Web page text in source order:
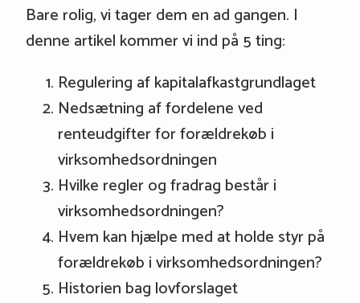
Bare rolig, vi tager dem en ad gangen. I
denne artikel kommer vi ind på 5 ting:
Regulering af kapitalafkastgrundlaget
Nedsætning af fordelene ved
renteudgifter for forældrekøb i
virksomhedsordningen
Hvilke regler og fradrag består i
virksomhedsordningen?
Hvem kan hjælpe med at holde styr på
forældrekøb i virksomhedsordningen?
Historien bag lovforslaget